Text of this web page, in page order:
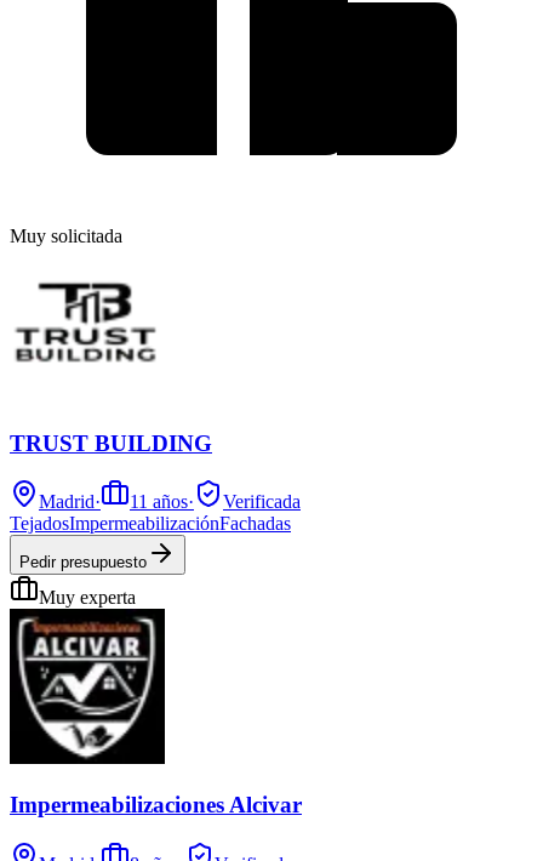
Muy solicitada
TRUST BUILDING
Madrid· 11 años·
Verificada
TejadosImpermeabilizaciónFachadas
Pedir presupuesto
Muy experta
Impermeabilizaciones Alcivar